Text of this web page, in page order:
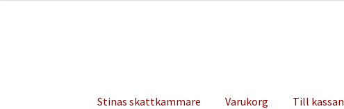
Stinas skattkammare Varukorg Till kassan